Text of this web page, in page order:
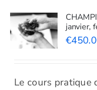
janvier,
€
Le cours pratique